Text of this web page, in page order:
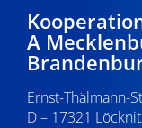
A
Ernst-Thälmann-
D – 17321